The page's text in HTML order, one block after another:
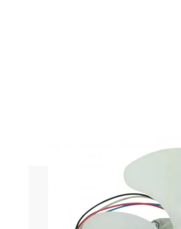
Informações do produto